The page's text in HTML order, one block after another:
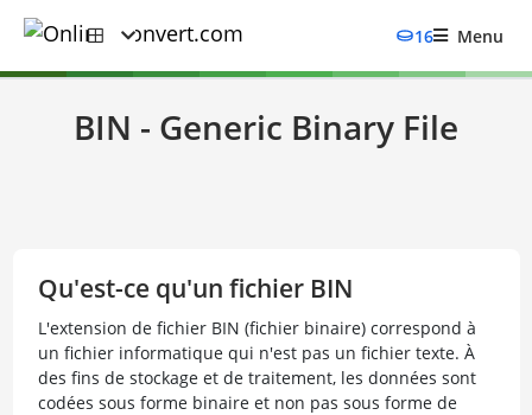
16 Menu
BIN - Generic Binary File
Qu'est-ce qu'un fichier BIN
L'extension de fichier BIN (fichier binaire) correspond à
un fichier informatique qui n'est pas un fichier texte. À
des fins de stockage et de traitement, les données sont
codées sous forme binaire et non pas sous forme de